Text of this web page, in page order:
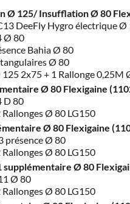
Ø 125/ Insufflation Ø 80
DeeFly Hygro électrique Ø
Ø 80
Bahia Ø 80
Ø 80
2x75 + 1 Rallonge 0,25M
Ø 80 Flexigaine
D 80
Ø 80 LG150
Ø 80 Flexigaine
présence Ø 80
Ø 80 LG150
Ø 80
Ø 80
Ø 80 LG150